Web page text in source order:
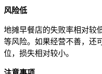
风险低
地摊早餐店的失败率相对较
等风险。如果经营不善，还
位，损失相对较小。